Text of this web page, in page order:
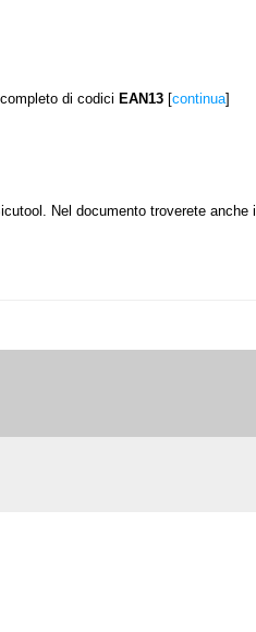
di codici EAN13 [continua]
Nel documento troverete anche il